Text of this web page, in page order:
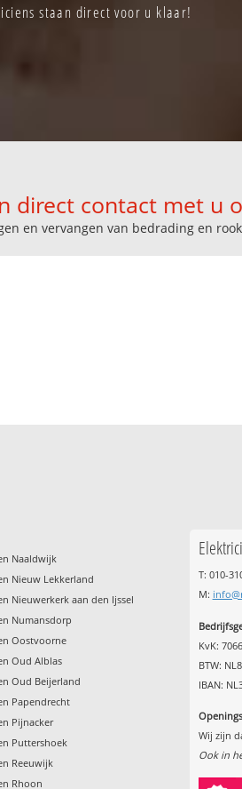
staan direct voor u klaar!
direct contact met u
en vervangen van bedrading en
Naaldwijk
Nieuw Lekkerland
Nieuwerkerk aan den Ijssel
Numansdorp
Oostvoorne
Oud Alblas
Oud Beijerland
Papendrecht
Pijnacker
Puttershoek
Reeuwijk
Rhoon
T: 010-
M:
KvK:
BTW:
IBAN:
Wij zijn
Ook in